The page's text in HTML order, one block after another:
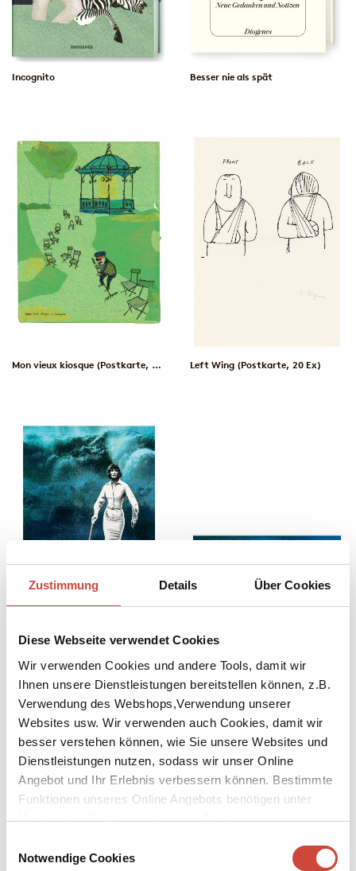
Zustimmung Details Über Cookies
Diese Webseite verwendet Cookies
Wir verwenden Cookies und andere Tools, damit wir
Ihnen unsere Dienstleistungen bereitstellen können, z.B.
Verwendung des Webshops,Verwendung unserer
Websites usw. Wir verwenden auch Cookies, damit wir
besser verstehen können, wie Sie unsere Websites und
Dienstleistungen nutzen, sodass wir unser Online
Angebot und Ihr Erlebnis verbessern können. Bestimmte
Funktionen unseres Online Angebots benötigen unter
Umständen die Verwendung von Cookies von
Notwendige Cookies
Incognito Besser nie als spät
Mon vieux kiosque (Postkarte, 20 Ex) Left Wing (Postkarte, 20 Ex)